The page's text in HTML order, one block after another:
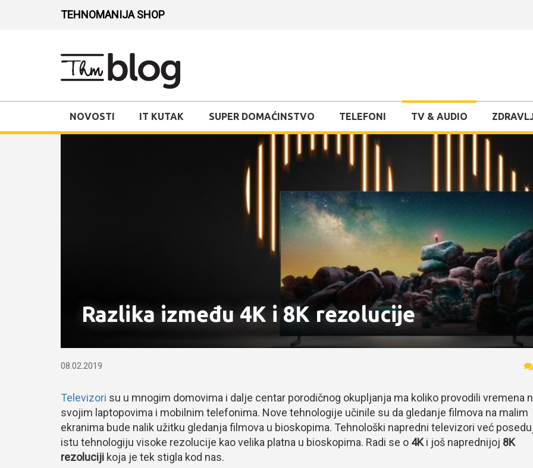
TEHNOMANIJA SHOP
NOVOSTI IT KUTAK SUPER DOMAĆINSTVO TELEFONI TV & AUDIO
Razlika između 4K i 8K rezolucije
08.02.2019
Televizori su u mnogim domovima i dalje centar porodičnog okupljanja ma koliko provodili vremena
svojim laptopovima i mobilnim telefonima. Nove tehnologije učinile su da gledanje filmova na malim
ekranima bude nalik užitku gledanja filmova u bioskopima. Tehnološki napredni televizori već
istu tehnologiju visoke rezolucije kao velika platna u bioskopima. Radi se o 4Ki još naprednijoj 8K
rezoluciji koja je tek stigla kod nas.